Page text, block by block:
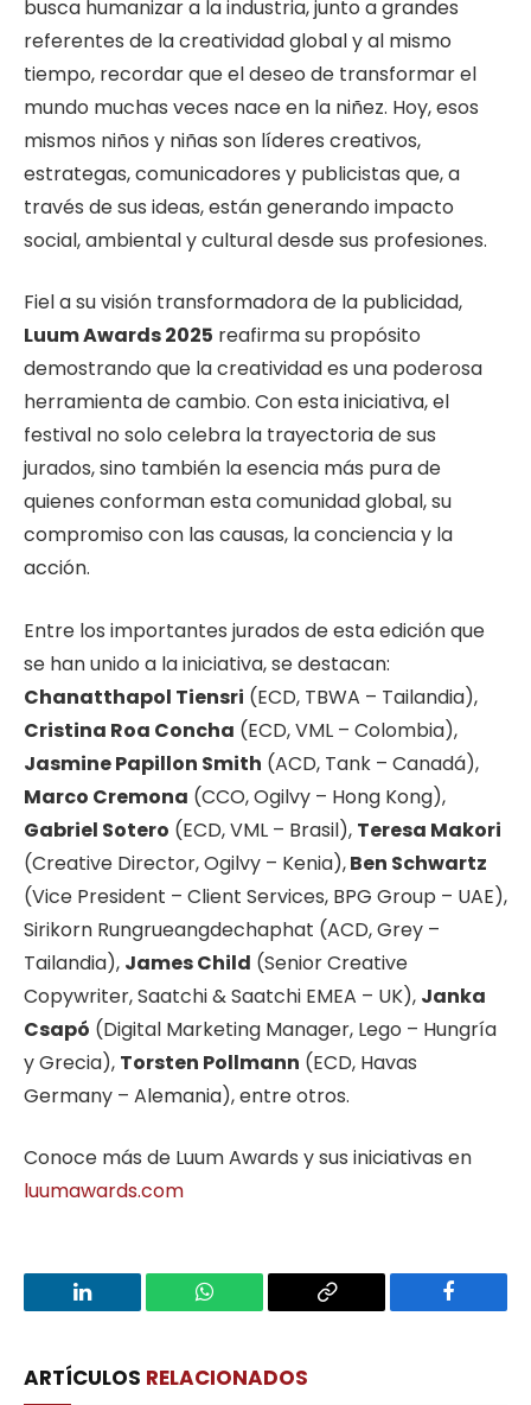
busca humanizar a la industria, junto a grandes
referentes de la creatividad global y al mismo
tiempo, recordar que el deseo de transformar el
mundo muchas veces nace en la niñez. Hoy, esos
mismos niños y niñas son líderes creativos,
estrategas, comunicadores y publicistas que, a
través de sus ideas, están generando impacto
social, ambiental y cultural desde sus profesiones.
Fiel a su visión transformadora de la publicidad,
Luum Awards 2025 reafirma su propósito
demostrando que la creatividad es una poderosa
herramienta de cambio. Con esta iniciativa, el
festival no solo celebra la trayectoria de sus
jurados, sino también la esencia más pura de
quienes conforman esta comunidad global, su
compromiso con las causas, la conciencia y la
acción.
Entre los importantes jurados de esta edición que
se han unido a la iniciativa, se destacan:
Chanatthapol Tiensri (ECD, TBWA – Tailandia),
Cristina Roa Concha (ECD, VML – Colombia),
Jasmine Papillon Smith (ACD, Tank – Canadá),
Marco Cremona (CCO, Ogilvy – Hong Kong),
Gabriel Sotero (ECD, VML – Brasil), Teresa Makori
(Creative Director, Ogilvy – Kenia),Ben Schwartz
(Vice President – Client Services, BPG Group – UAE),
Sirikorn Rungrueangdechaphat (ACD, Grey –
Tailandia), James Child (Senior Creative
Copywriter, Saatchi & Saatchi EMEA – UK), Janka
Csapó (Digital Marketing Manager, Lego – Hungría
y Grecia), Torsten Pollmann (ECD, Havas
Germany – Alemania), entre otros.
Conoce más de Luum Awards y sus iniciativas en
luumawards.com
LinkedIn WhatsApp
Copy
Facebook
ARTÍCULOS RELACIONADOS